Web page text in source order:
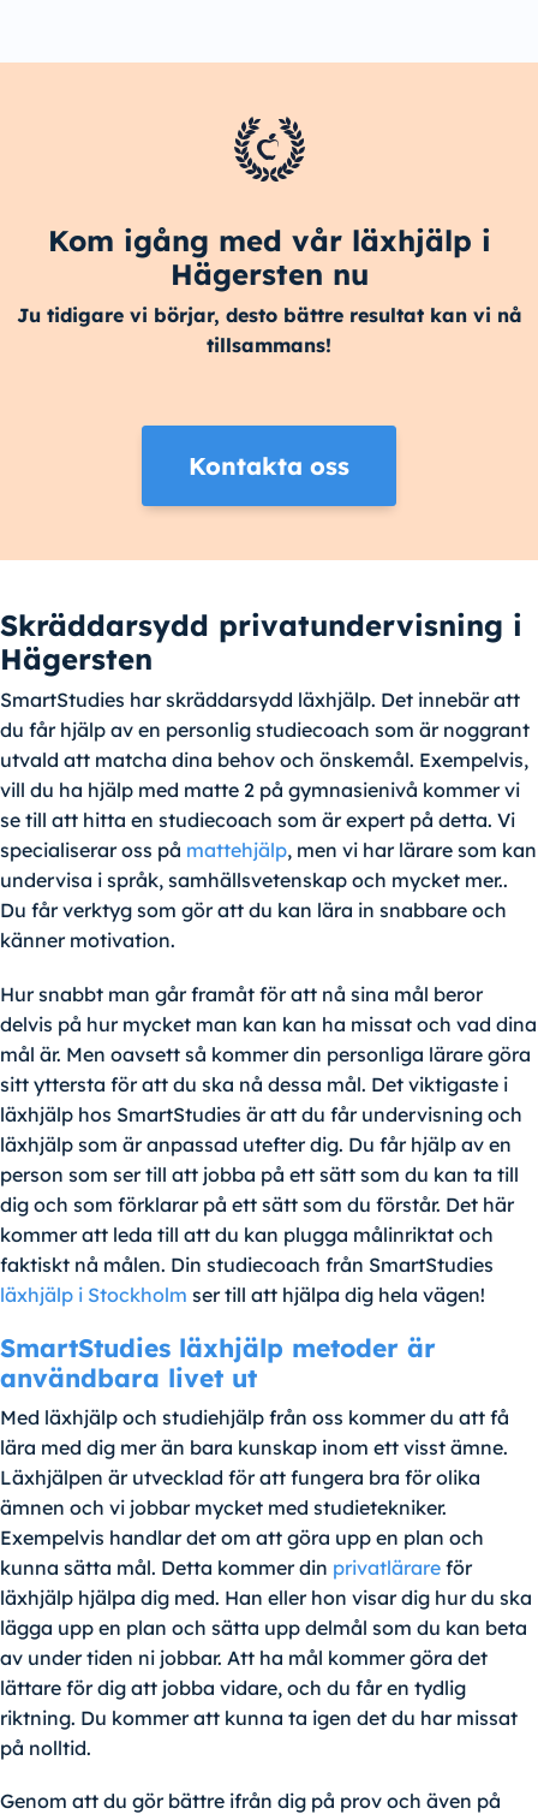
Kom igång med vår läxhjälp i
Hägersten nu
Ju tidigare vi börjar, desto bättre resultat kan vi nå
tillsammans!
Kontakta oss
Skräddarsydd privatundervisning i
Hägersten
SmartStudies har skräddarsydd läxhjälp. Det innebär att
du får hjälp av en personlig studiecoach som är noggrant
utvald att matcha dina behov och önskemål. Exempelvis,
vill du ha hjälp med matte 2 på gymnasienivå kommer vi
se till att hitta en studiecoach som är expert på detta. Vi
specialiserar oss på mattehjälp, men vi har lärare som kan
undervisa i språk, samhällsvetenskap och mycket mer..
Du får verktyg som gör att du kan lära in snabbare och
känner motivation.
Hur snabbt man går framåt för att nå sina mål beror
delvis på hur mycket man kan kan ha missat och vad dina
mål är. Men oavsett så kommer din personliga lärare göra
sitt yttersta för att du ska nå dessa mål. Det viktigaste i
läxhjälp hos SmartStudies är att du får undervisning och
läxhjälp som är anpassad utefter dig. Du får hjälp av en
person som ser till att jobba på ett sätt som du kan ta till
dig och som förklarar på ett sätt som du förstår. Det här
kommer att leda till att du kan plugga målinriktat och
faktiskt nå målen. Din studiecoach från SmartStudies
läxhjälp i Stockholm ser till att hjälpa dig hela vägen!
SmartStudies läxhjälp metoder är
användbara livet ut
Med läxhjälp och studiehjälp från oss kommer du att få
lära med dig mer än bara kunskap inom ett visst ämne.
Läxhjälpen är utvecklad för att fungera bra för olika
ämnen och vi jobbar mycket med studietekniker.
Exempelvis handlar det om att göra upp en plan och
kunna sätta mål. Detta kommer din privatlärare för
läxhjälp hjälpa dig med. Han eller hon visar dig hur du ska
lägga upp en plan och sätta upp delmål som du kan beta
av under tiden ni jobbar. Att ha mål kommer göra det
lättare för dig att jobba vidare, och du får en tydlig
riktning. Du kommer att kunna ta igen det du har missat
på nolltid.
Genom att du gör bättre ifrån dig på prov och även på